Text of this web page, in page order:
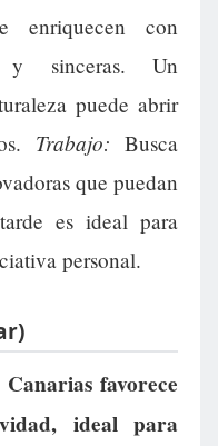
enriquecen con
y sinceras. Un
puede abrir
Trabajo: Busca
que puedan
es ideal para
personal.
favorece
ideal para